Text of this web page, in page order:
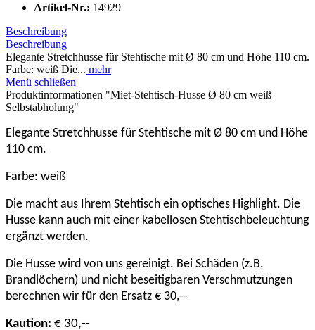
Artikel-Nr.: 14929
Beschreibung
Beschreibung
Elegante Stretchhusse für Stehtische mit Ø 80 cm und Höhe 110 cm.
Farbe: weiß Die... mehr
Menü schließen
Produktinformationen "Miet-Stehtisch-Husse Ø 80 cm weiß
Selbstabholung"
Elegante Stretchhusse für Stehtische mit Ø 80 cm und Höhe
110 cm.
Farbe: weiß
Die macht aus Ihrem Stehtisch ein optisches Highlight. Die
Husse kann auch mit einer kabellosen Stehtischbeleuchtung
ergänzt werden.
Die Husse wird von uns gereinigt. Bei Schäden (z.B.
Brandlöchern) und nicht beseitigbaren Verschmutzungen
berechnen wir für den Ersatz € 30,--
Kaution: € 30,--